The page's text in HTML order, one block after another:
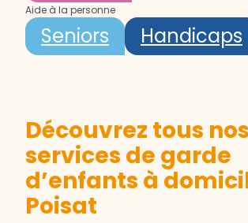
Aide à la personne
Seniors Handicaps
Découvrez tous nos
services de garde
d’enfants à
Poisat